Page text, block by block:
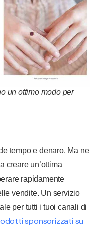
un ottimo modo per
tempo e denaro. Ma ne
creare un’ottima
rapidamente
vendite. Un servizio
per tutti i tuoi canali di
sponsorizzati su